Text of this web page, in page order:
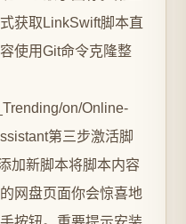
获取LinkSwift脚本直
使用Git命令克隆整
on/Online-
第三步激活脚
加新脚本将脚本内容
网盘页面你会惊喜地